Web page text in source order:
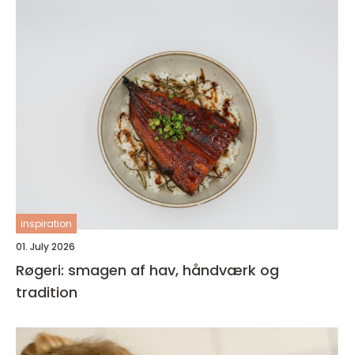
inspiration
01. July 2026
Røgeri: smagen af hav, håndværk og
tradition